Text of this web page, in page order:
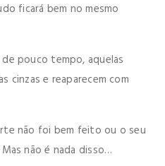
ficará bem no mesmo
pouco tempo, aquelas
cinzas e reaparecem com
não foi bem feito ou o seu
não é nada disso…